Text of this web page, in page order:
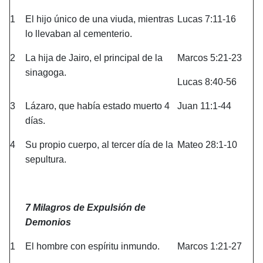
1
El hijo único de una viuda, mientras
lo llevaban al cementerio.
Lucas 7:11-16
2
La hija de Jairo, el principal de la
sinagoga.
Marcos 5:21-23
Lucas 8:40-56
3
Lázaro, que había estado muerto 4
días.
Juan 11:1-44
4
Su propio cuerpo, al tercer día de la
sepultura.
Mateo 28:1-10
7 Milagros de Expulsión de
Demonios
1 El hombre con espíritu inmundo. Marcos 1:21-27